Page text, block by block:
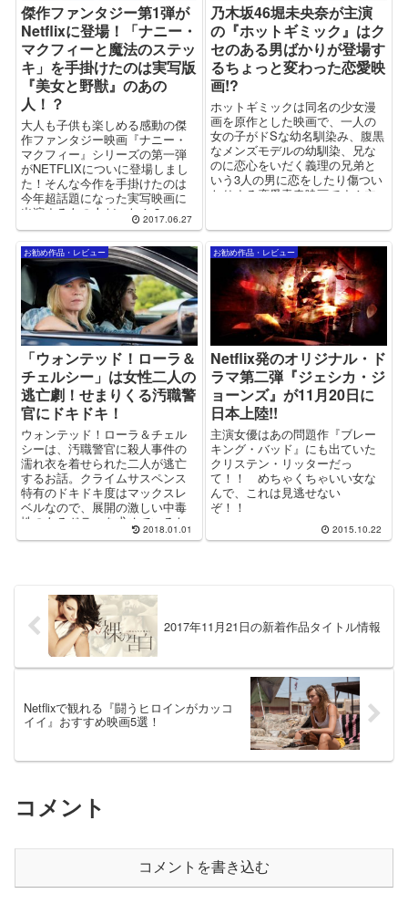
傑作ファンタジー第1弾が
Netflixに登場！「ナニー・
マクフィーと魔法のステッ
キ」を手掛けたのは実写版
『美女と野獣』のあの
人！？
大人も子供も楽しめる感動の傑
作ファンタジー映画『ナニー・
マクフィー』シリーズの第一弾
がNETFLIXについに登場しまし
た！そんな今作を手掛けたのは
今年超話題になった実写映画に
出演するあの人だった！？2017.06.27
乃木坂46堀未央奈が主演
の『ホットギミック』はク
セのある男ばかりが登場す
るちょっと変わった恋愛映
画!?
ホットギミックは同名の少女漫
画を原作とした映画で、一人の
女の子がドSな幼名馴染み、腹黒
なメンズモデルの幼馴染、兄な
のに恋心をいだく義理の兄弟と
いう3人の男に恋をしたり傷つい
たりする恋愛青春映画です！主
かりと演じきっています！
お勧め作品・レビュー
「ウォンテッド！ローラ＆
チェルシー」は女性二人の
逃亡劇！せまりくる汚職警
官にドキドキ！
ウォンテッド！ローラ＆チェル
シーは、汚職警官に殺人事件の
濡れ衣を着せられた二人が逃亡
するお話。クライムサスペンス
特有のドキドキ度はマックスレ
ベルなので、展開の激しい中毒
性のあるドラマを求めているな
ら超オススメ！
2018.01.01
お勧め作品・レビュー
Netflix発のオリジナル・ド
ラマ第二弾『ジェシカ・ジ
ョーンズ』が11月20日に
日本上陸!!
主演女優はあの問題作『ブレー
キング・バッド』にも出ていた
クリステン・リッターだっ
て！！ めちゃくちゃいい女な
んで、これは見逃せない
ぞ！！
2015.10.22
2017年11月21日の新着作品タイトル情報
Netflixで観れる『闘うヒロインがカッコ
イイ』おすすめ映画5選！
コメント
コメントを書き込む